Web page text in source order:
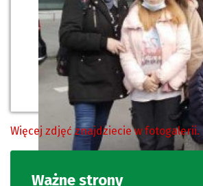
Więcej zdjęć znajdziecie w fotogalerii.
Ważne strony